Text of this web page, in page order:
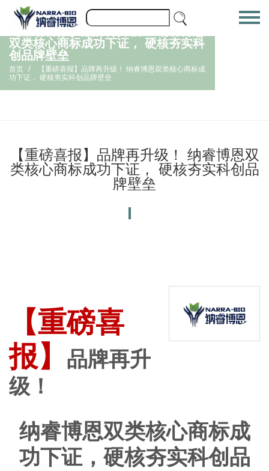
【重磅喜报】品牌再升级！ 纳睿博恩
双类核心商标成功下证， 硬核夯实科
创品牌壁垒
首页 /
【重磅喜报】品牌再升级！ 纳睿博恩双类核心商标成
功下证， 硬核夯实科创品牌壁垒
【重磅喜报】品牌再升级！ 纳睿博恩双
类核心商标成功下证， 硬核夯实科创品
牌壁垒
【重磅喜
报】
品牌再升
级！
纳睿博恩双类核心商标成
功下证，硬核夯实科创品